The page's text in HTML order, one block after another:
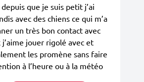
depuis que je suis petit j’ai
avec des chiens ce qui m’a
un très bon contact avec
j’aime jouer rigolé avec et
les promène sans faire
à l’heure ou à la météo